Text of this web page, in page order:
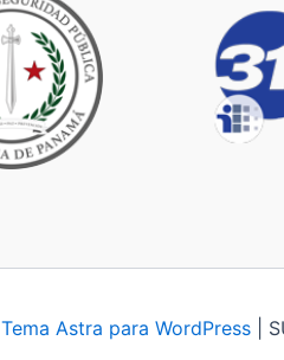
Tema Astra para WordPress|